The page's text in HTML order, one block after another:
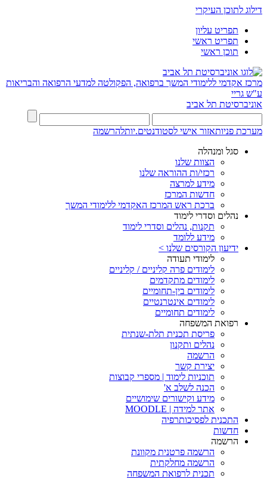
דילוג לתוכן העיקרי
תפריט עליון
תפריט ראשי
תוכן ראשי
מרכז אקדמי ללימודי המשך ברפואה, הפקולטה למדעי הרפואה והבריאות
ע"ש גריי
אוניברסיטת תל אביב
מערכת פניותאזור אישי לסטודנטים.יותלהרשמה
סגל ומנהלה
הצוות שלנו
רכזי/ות ההוראה שלנו
מידע למרצה
חדשות המרכז
ברכת ראש המרכז האקדמי ללימודי המשך
נהלים וסדרי לימוד
תקנות, נהלים וסדרי לימוד
מידע ללומד
ידיעון הקורסים שלנו >
לימודי תעודה
לימודים פרה קליניים / קליניים
לימודים מתקדמים
לימודים בין-תחומיים
לימודים אינטרנטיים
לימודים תחומיים
רפואת המשפחה
פריסת תכנית תלת-שנתית
נהלים ותקנון
הרשמה
יצירת קשר
תוכניות לימוד | מספרי קבוצות
הכנה לשלב א'
מידע וקישורים שימושיים
אתר למידה | MOODLE
התכנית לפסיכותרפיה
חדשות
הרשמה
הרשמה פרטנית מקוונת
הרשמה מחלקתית
תכנית לרפואת המשפחה